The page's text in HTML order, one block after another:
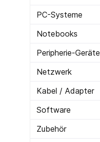
PC-Systeme
Notebooks
Peripherie-Geräte
Netzwerk
Kabel / Adapter
Software
Zubehör